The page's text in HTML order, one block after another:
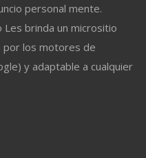
personal mente.
brinda un micrositio
por los motores de
y adaptable a cualquier